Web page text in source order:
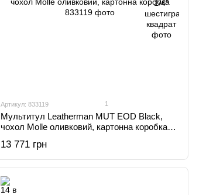
Артикул: 833119 1
Мультитул Leatherman MUT EOD Black,
чохол Molle оливковий, картонна коробка
13 771 грн